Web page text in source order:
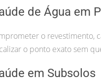
de Água em
o revestimento,
o ponto exato sem
em Subsolos